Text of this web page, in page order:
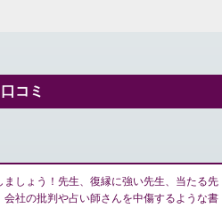
コミ
しょう！先生、復縁に強い先生、当たる先
社の批判や占い師さんを中傷するような書